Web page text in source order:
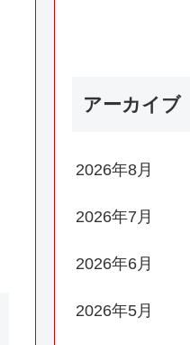
アーカイブ
2026年8月
2026年7月
2026年6月
2026年5月